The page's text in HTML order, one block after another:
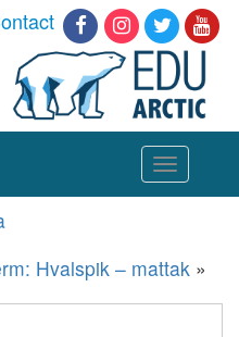
Toggle
navigation
Hvalspik – mattak »